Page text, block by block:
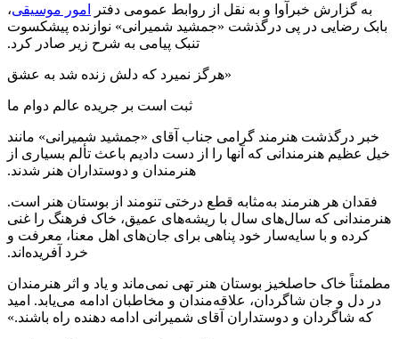
به گزارش خبرآوا و به نقل از روابط عمومی دفتر امور موسیقی،
بابک رضایی در پی درگذشت «جمشید شمیرانی» نوازنده پیشکسوت
تنبک پیامی به شرح زیر صادر کرد.
«هرگز نمیرد که دلش زنده شد به عشق
ثبت است بر جریده عالم دوام ما
خبر درگذشت هنرمند گرامی جناب آقای «جمشید شمیرانی» مانند
خیل عظیم هنرمندانی که آنها را از دست دادیم باعث تألم بسیاری از
هنرمندان و دوستداران هنر شدند.
فقدان هر هنرمند به‌مثابه قطع درختی تنومند از بوستان هنر است.
هنرمندانی که سال‌های سال با ریشه‌های عمیق، خاک فرهنگ را غنی
کرده و با سایه‌سار خود پناهی برای جان‌های اهل معنا، معرفت و
خرد آفریده‌اند.
مطمئناً خاک حاصلخیز بوستان هنر تهی نمی‌ماند و یاد و اثر هنرمندان
در دل و جان شاگردان، علاقه‌مندان و مخاطبان ادامه می‌یابد. امید
که شاگردان و دوستداران آقای شمیرانی ادامه دهنده راه باشند.»